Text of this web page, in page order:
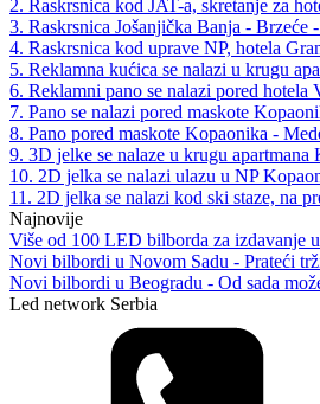
2. Raskrsnica kod JAT-a, skretanje za
3. Raskrsnica Jošanjička Banja - Brzeće
4. Raskrsnica kod uprave NP, hotela
5. Reklamna kućica se nalazi u krugu
6. Reklamni pano se nalazi pored hotela
7. Pano se nalazi pored maskote
8. Pano pored maskote Kopaonika -
9. 3D jelke se nalaze u krugu apartmana
10. 2D jelka se nalazi ulazu u NP
11. 2D jelka se nalazi kod ski staze, na
Najnovije
Više od 100 LED bilborda za izdavanje
Novi bilbordi u Novom Sadu - Prateći
Novi bilbordi u Beogradu - Od sada
Led network Serbia